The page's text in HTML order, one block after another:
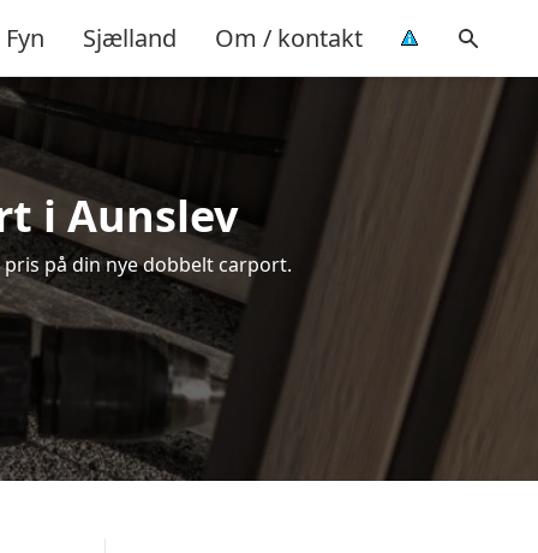
Fyn Sjælland Om / kontakt
i Aunslev
på din nye dobbelt carport.